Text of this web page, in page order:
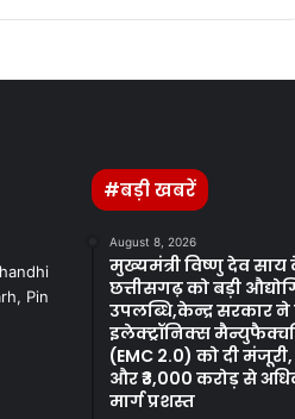
Pin
#बड़ी खबरें
August 8, 2026
मुख्यमंत्री विष्णु देव
छत्तीसगढ़ को बड़ी
उपलब्धि,केन्द्र सरकार
इलेक्ट्रॉनिक्स
(EMC 2.0) को दी
और ₹3,000 करोड़ से
मार्ग प्रशस्त